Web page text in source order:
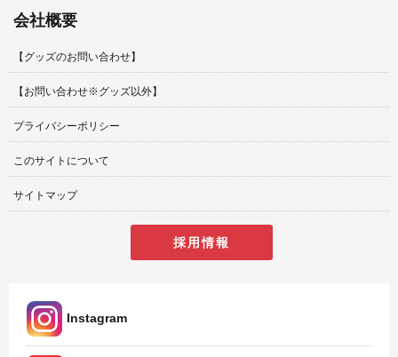
会社概要
【グッズのお問い合わせ】
【お問い合わせ※グッズ以外】
プライバシーポリシー
このサイトについて
サイトマップ
採用情報
Instagram